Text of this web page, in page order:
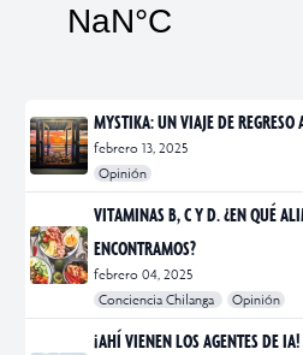
MYSTIKA: UN VIAJE DE REGRESO
febrero 13, 2025
Opinión
#exposiciones
#fotografía
VITAMINAS B, C Y D. ¿EN QUÉ
ENCONTRAMOS?
febrero 04, 2025
Conciencia Chilanga
Opinión
#bienestar
#Opinión
#Principal
¡AHÍ VIENEN LOS AGENTES DE IA!